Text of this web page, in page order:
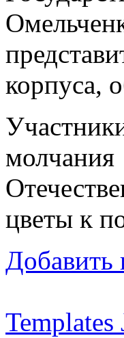
корпуса,
цветы к
Добавить
Templates